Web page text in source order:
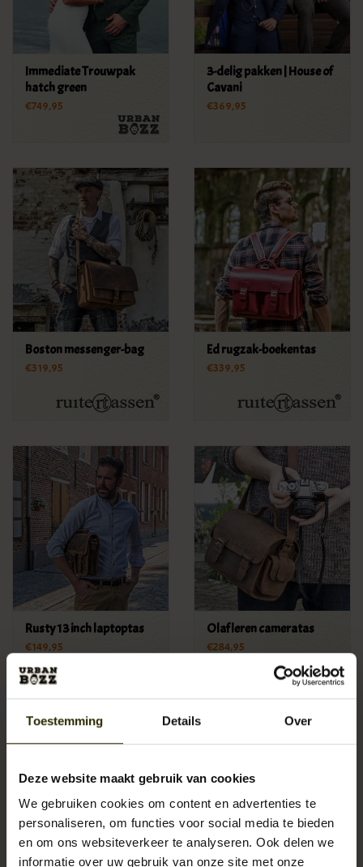
Toestemming Details Over
Deze website maakt gebruik van cookies
We gebruiken cookies om content en advertenties te
personaliseren, om functies voor social media te bieden
en om ons websiteverkeer te analyseren. Ook delen we
informatie over uw gebruik van onze site met onze
Immediate Trouwpak
hatch green
€749,95
3-delig pakken | House of
Cavani
€369,95
Boston messenger-bag
€319,95
Ed rugzak-boekentas
€339,95
Rusty 13 inch laptoptas
€149,95
Olaf leren cameratas
€284,95